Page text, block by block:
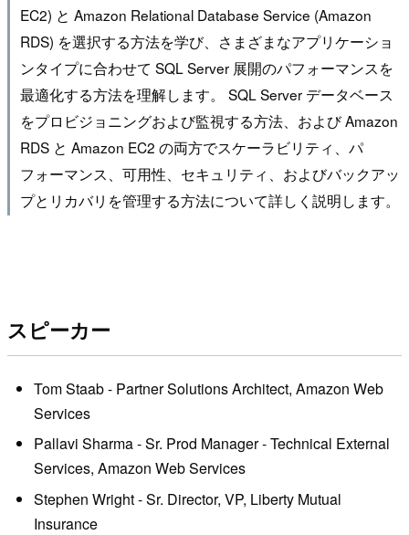
EC2) と Amazon Relational Database Service (Amazon
RDS) を選択する方法を学び、さまざまなアプリケーショ
ンタイプに合わせて SQL Server 展開のパフォーマンスを
最適化する方法を理解します。 SQL Server データベース
をプロビジョニングおよび監視する方法、および Amazon
RDS と Amazon EC2 の両方でスケーラビリティ、パ
フォーマンス、可用性、セキュリティ、およびバックアッ
プとリカバリを管理する方法について詳しく説明します。
スピーカー
Tom Staab - Partner Solutions Architect, Amazon Web
Services
Pallavi Sharma - Sr. Prod Manager - Technical External
Services, Amazon Web Services
Stephen Wright - Sr. Director, VP, Liberty Mutual
Insurance